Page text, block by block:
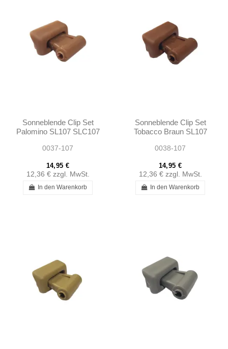
Sonneblende Clip Set
Palomino SL107 SLC107
0037-107
14,95 €
12,36 € zzgl. MwSt.
In den Warenkorb
Sonneblende Clip Set
Tobacco Braun SL107
1078110141
0038-107
14,95 €
12,36 € zzgl. MwSt.
In den Warenkorb